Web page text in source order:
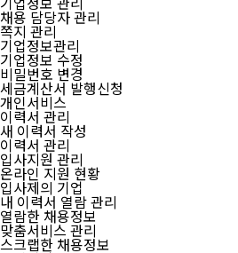
채용 담당자 관리
쪽지 관리
기업정보관리
기업정보 수정
비밀번호 변경
세금계산서 발행신청
개인서비스
이력서 관리
새 이력서 작성
이력서 관리
입사지원 관리
온라인 지원 현황
입사제의 기업
내 이력서 열람 관리
열람한 채용정보
맞춤서비스 관리
스크랩한 채용정보